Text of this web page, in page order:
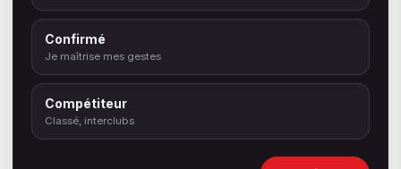
Confirmé
Je maîtrise mes gestes
Compétiteur
Classé, interclubs